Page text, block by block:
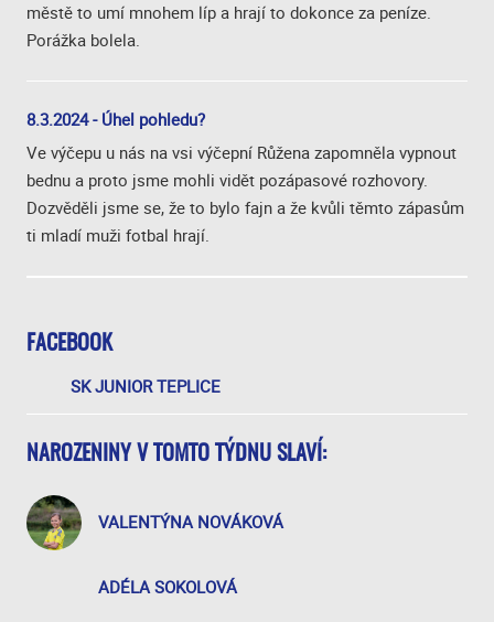
FACEBOOK
SK JUNIOR TEPLICE
NAROZENINY V TOMTO TÝDNU SLAVÍ:
VALENTÝNA NOVÁKOVÁ
ADÉLA SOKOLOVÁ
městě to umí mnohem líp a hrají to dokonce za peníze.
Porážka bolela.
8.3.2024 - Úhel pohledu?
Ve výčepu u nás na vsi výčepní Růžena zapomněla vypnout
bednu a proto jsme mohli vidět pozápasové rozhovory.
Dozvěděli jsme se, že to bylo fajn a že kvůli těmto zápasům
ti mladí muži fotbal hrají.